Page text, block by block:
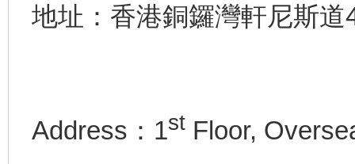
地址：香港銅鑼灣軒尼斯
Address：1st Floor,